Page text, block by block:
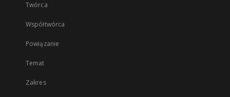
Twórca
Współtwórca
Powiązanie
Temat
Zakres